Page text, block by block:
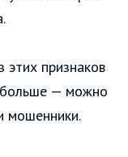
этих признаков
больше — можно
мошенники.